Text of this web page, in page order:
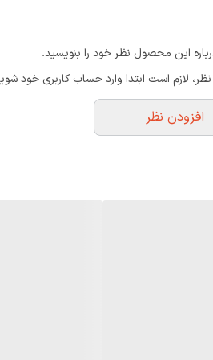
این محصول نظر خود را بنویسید.
لازم است ابتدا وارد حساب کاربری خود
افزودن نظر